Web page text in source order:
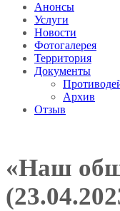
Анонсы
Услуги
Новости
Фотогалерея
Территория
Документы
Архив
Отзыв
«Наш